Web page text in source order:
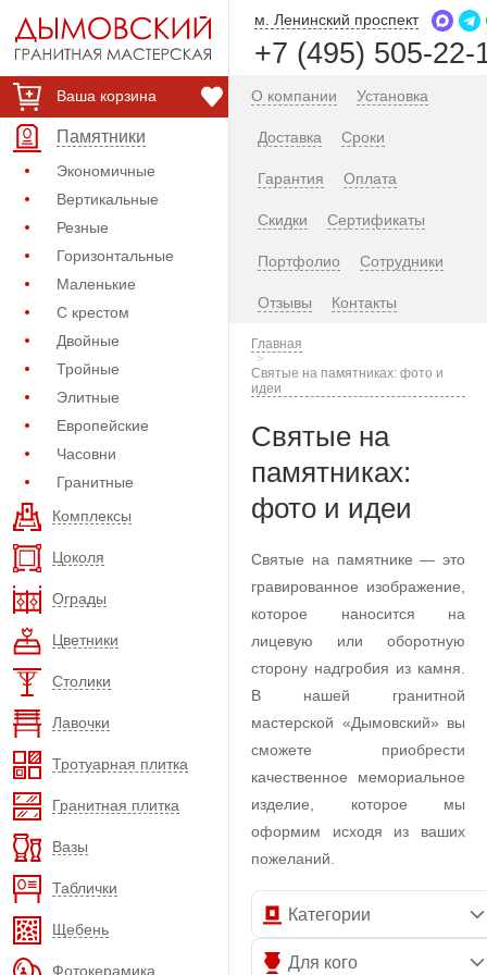
Ваша корзина
Памятники
Экономичные
Вертикальные
Резные
Горизонтальные
Маленькие
С крестом
Двойные
Тройные
Элитные
Европейские
Часовни
Гранитные
Комплексы
Цоколя
Ограды
Цветники
Столики
Лавочки
Тротуарная плитка
Гранитная плитка
Вазы
Таблички
Щебень
Фотокерамика
м. Ленинский проспект
+7 (495) 505-22-
О компании Установка
Доставка Сроки
Гарантия Оплата
Скидки Сертификаты
Портфолио Сотрудники
Отзывы Контакты
Главная
Святые на памятниках: фото и
идеи
Святые на
памятниках:
фото и идеи
Святые на памятнике — это
гравированное изображение,
которое наносится на
лицевую или оборотную
сторону надгробия из камня.
В нашей гранитной
мастерской «Дымовский» вы
сможете приобрести
качественное мемориальное
изделие, которое мы
оформим исходя из ваших
пожеланий.
Категории
Для кого